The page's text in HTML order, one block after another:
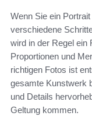
Wenn Sie ein
verschiedene
wird in der Regel ein
Proportionen und
richtigen Fotos ist
gesamte Kunstwerk
und Details
Geltung kommen.